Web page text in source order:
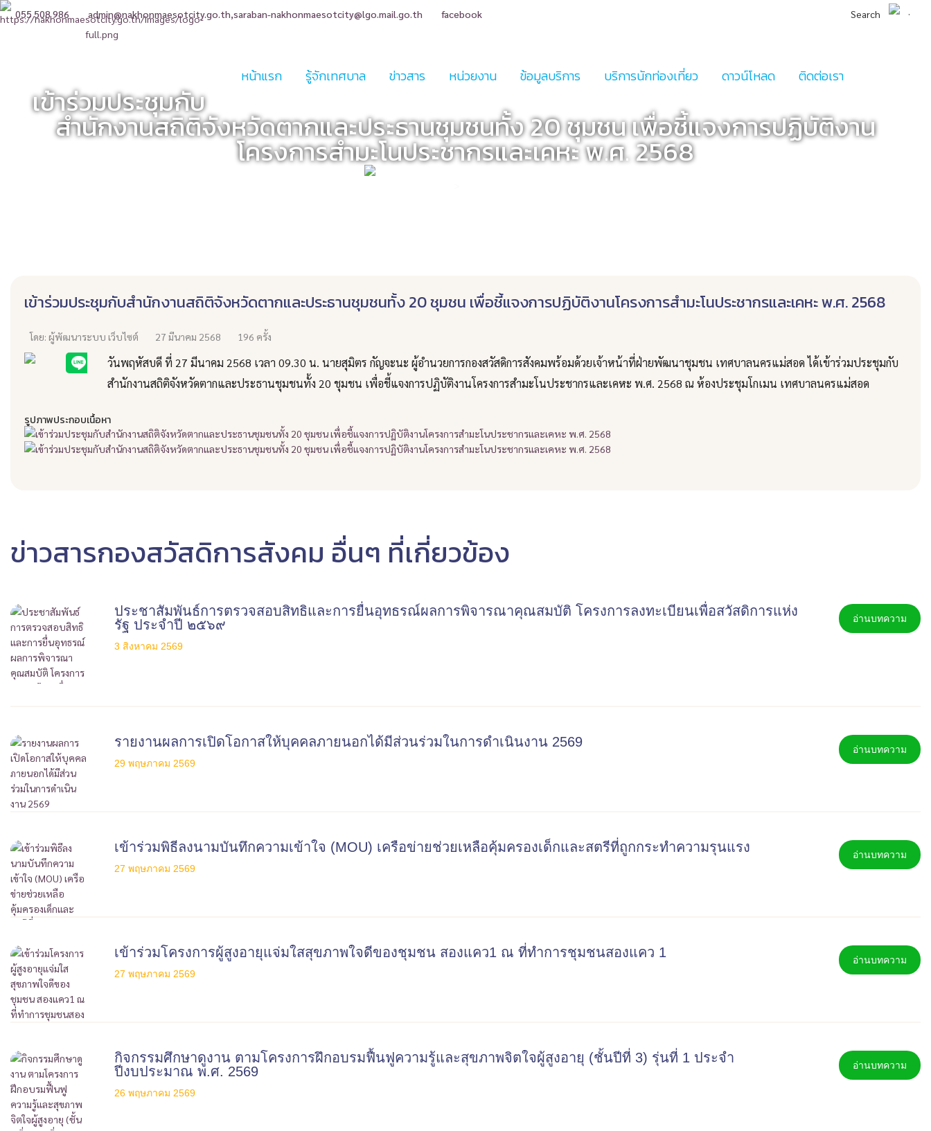
055 508 986 admin@nakhonmaesotcity.go.th,saraban-nakhonmaesotcity@lgo.mail.go.th facebook Search
หน้าแรก รู้จักเทศบาล ข่าวสาร หน่วยงาน ข้อมูลบริการ บริการนักท่องเที่ยว ดาวน์โหลด ติดต่อเรา
เข้าร่วมประชุมกับ
สำนักงานสถิติจังหวัดตากและประธานชุมชนทั้ง 20 ชุมชน เพื่อชี้แจงการปฏิบัติงาน
โครงการสำมะโนประชากรและเคหะ พ.ศ. 2568
เข้าร่วมประชุมกับสำนักงานสถิติจังหวัดตากและประธานชุมชนทั้ง 20 ชุมชน เพื่อชี้แจงการปฏิบัติงานโครงการสำมะโนประชากรและเคหะ พ.ศ. 2568
โดย: ผู้พัฒนาระบบ เว็บไซต์ 27 มีนาคม 2568 196 ครั้ง
วันพฤหัสบดี ที่ 27 มีนาคม 2568 เวลา 09.30 น. นายสุมิตร กัญจะนะ ผู้อำนวยการกองสวัสดิการสังคมพร้อมด้วยเจ้าหน้าที่ฝ่ายพัฒนาชุมชน เทศบาลนครแม่สอด ได้เข้าร่วมประชุมกับ
สำนักงานสถิติจังหวัดตากและประธานชุมชนทั้ง 20 ชุมชน เพื่อชี้แจงการปฏิบัติงานโครงการสำมะโนประชากรและเคหะ พ.ศ. 2568 ณ ห้องประชุมโกเมน เทศบาลนครแม่สอด
รูปภาพประกอบเนื้อหา
ข่าวสารกองสวัสดิการสังคม อื่นๆ ที่เกี่ยวข้อง
ประชาสัมพันธ์การตรวจสอบสิทธิและการยื่นอุทธรณ์ผลการพิจารณาคุณสมบัติ โครงการลงทะเบียนเพื่อสวัสดิการแห่ง
รัฐ ประจำปี ๒๕๖๙
3 สิงหาคม 2569
อ่านบทความ
รายงานผลการเปิดโอกาสให้บุคคลภายนอกได้มีส่วนร่วมในการดำเนินงาน 2569
29 พฤษภาคม 2569
อ่านบทความ
เข้าร่วมพิธีลงนามบันทึกความเข้าใจ (MOU) เครือข่ายช่วยเหลือคุ้มครองเด็กและสตรีที่ถูกกระทำความรุนแรง
27 พฤษภาคม 2569
อ่านบทความ
เข้าร่วมโครงการผู้สูงอายุแจ่มใสสุขภาพใจดีของชุมชน สองแคว1 ณ ที่ทำการชุมชนสองแคว 1
27 พฤษภาคม 2569
อ่านบทความ
กิจกรรมศึกษาดูงาน ตามโครงการฝึกอบรมฟื้นฟูความรู้และสุขภาพจิตใจผู้สูงอายุ (ชั้นปีที่ 3) รุ่นที่ 1 ประจำ
ปีงบประมาณ พ.ศ. 2569
26 พฤษภาคม 2569
อ่านบทความ